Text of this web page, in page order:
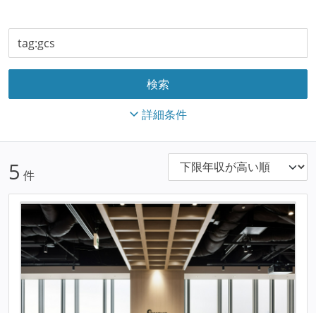
詳細条件
5 件